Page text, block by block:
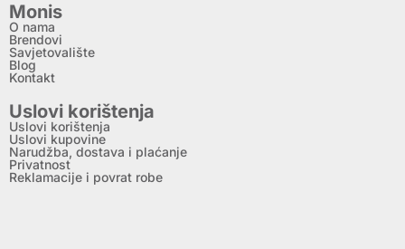
Monis
O nama
Brendovi
Savjetovalište
Blog
Kontakt
Uslovi korištenja
Uslovi korištenja
Uslovi kupovine
Narudžba, dostava i plaćanje
Privatnost
Reklamacije i povrat robe